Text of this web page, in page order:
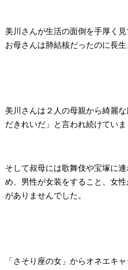
美川さんが生活の面倒を手厚く
お母さんは肺結核だったのに長生
美川さんは２人の母親から綺麗
だきれいだ」と言われ続けていま
そして叔母には歌舞伎や宝塚に
め、男性が女装をすること、女
がありませんでした。
「さそり座の女」からオネエキ